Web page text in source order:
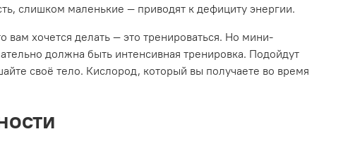
слишком маленькие — приводят к дефициту энергии.
хочется делать — это тренироваться. Но мини-
должна быть интенсивная тренировка. Подойдут
своё тело. Кислород, который вы получаете во время